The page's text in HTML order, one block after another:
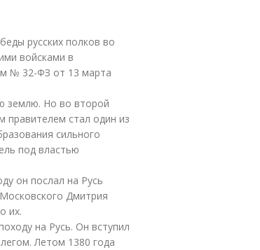
русских полков во
войсками в
№ 32-ФЗ от 13 марта
землю. Но во второй
правителем стал один из
сильного
под властью
он послал на Русь
Дмитрия
их.
на Русь. Он вступил
Летом 1380 года